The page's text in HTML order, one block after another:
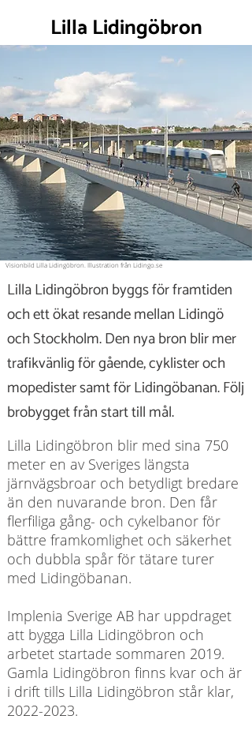
Lilla Lidingöbron
Visionbild Lilla Lidingöbron. Illustration från Lidingo.se
Lilla Lidingöbron byggs för framtiden
och ett ökat resande mellan Lidingö
och Stockholm. Den nya bron blir mer
trafikvänlig för gående, cyklister och
mopedister samt för Lidingöbanan. Följ
brobygget från start till mål.
Lilla Lidingöbron blir med sina 750
meter en av Sveriges längsta
järnvägsbroar och betydligt bredare
än den nuvarande bron. Den får
flerfiliga gång- och cykelbanor för
bättre framkomlighet och säkerhet
och dubbla spår för tätare turer
med Lidingöbanan.
Implenia Sverige AB har uppdraget
att bygga Lilla Lidingöbron och
arbetet startade sommaren 2019.
Gamla Lidingöbron finns kvar och är
i drift tills Lilla Lidingöbron står klar,
2022-2023.